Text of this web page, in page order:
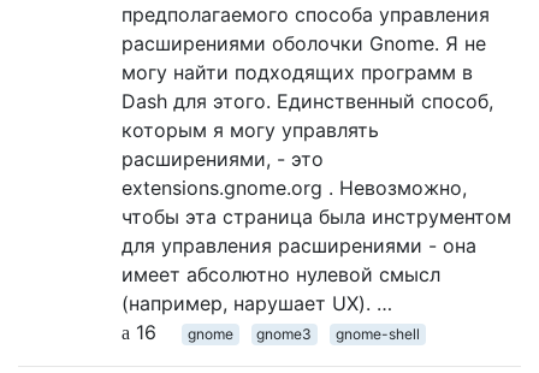
предполагаемого способа управления
расширениями оболочки Gnome. Я не
могу найти подходящих программ в
Dash для этого. Единственный способ,
которым я могу управлять
расширениями, - это
extensions.gnome.org . Невозможно,
чтобы эта страница была инструментом
для управления расширениями - она ​​
имеет абсолютно нулевой смысл
(например, нарушает UX). …
16
gnome gnome3 gnome-shell